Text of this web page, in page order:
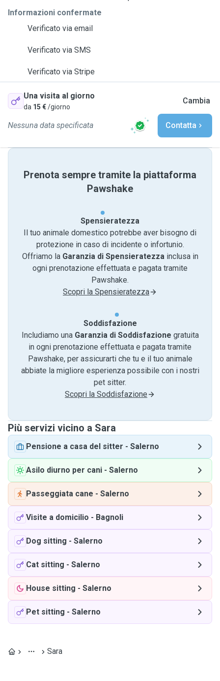
Informazioni confermate
Verificato via email
Verificato via SMS
Verificato via Stripe
Una visita al giorno
da 15 €/giorno
Cambia
Nessuna data specificata Contatta
Prenota sempre tramite la piattaforma
Pawshake
Spensieratezza
Il tuo animale domestico potrebbe aver bisogno di
protezione in caso di incidente o infortunio.
Offriamo la Garanzia di Spensieratezzainclusa in
ogni prenotazione effettuata e pagata tramite
Pawshake.
Scopri la Spensieratezza
Soddisfazione
Includiamo una Garanzia di Soddisfazione gratuita
in ogni prenotazione effettuata e pagata tramite
Pawshake, per assicurarti che tu e il tuo animale
abbiate la migliore esperienza possibile con i nostri
pet sitter.
Scopri la Soddisfazione
Più servizi vicino a Sara
Pensione a casa del sitter - Salerno
Asilo diurno per cani - Salerno
Passeggiata cane - Salerno
Visite a domicilio - Bagnoli
Dog sitting - Salerno
Cat sitting - Salerno
House sitting - Salerno
Pet sitting - Salerno
Sara